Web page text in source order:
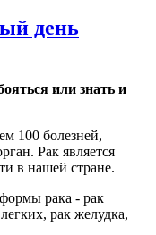
день
или знать и
100 болезней,
Рак является
в нашей стране.
рака - рак
рак желудка,